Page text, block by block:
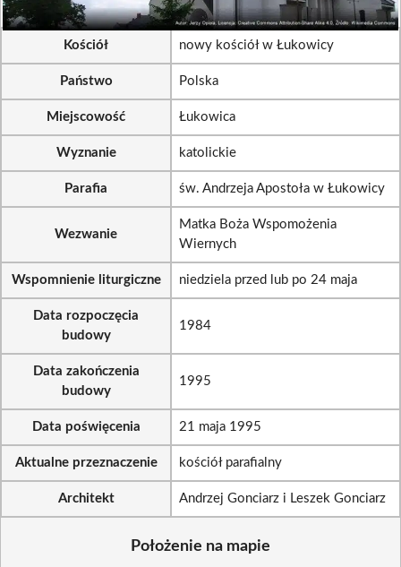
Kościół nowy kościół w Łukowicy
Państwo Polska
Miejscowość Łukowica
Wyznanie katolickie
Parafia św. Andrzeja Apostoła w Łukowicy
Wezwanie
Matka Boża Wspomożenia
Wiernych
Wspomnienie liturgiczne niedziela przed lub po 24 maja
Data rozpoczęcia
budowy
1984
Data zakończenia
budowy
1995
Data poświęcenia 21 maja 1995
Aktualne przeznaczenie kościół parafialny
Architekt Andrzej Gonciarz i Leszek Gonciarz
Położenie na mapie